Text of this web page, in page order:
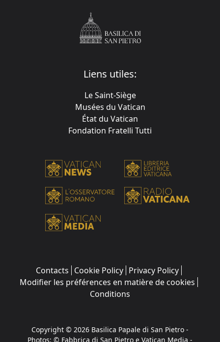
Liens utiles:
Le Saint-Siège
Musées du Vatican
État du Vatican
Fondation Fratelli Tutti
Contacts Cookie Policy Privacy Policy
Modifier les préférences en matière de cookies
Conditions
Copyright © 2026 Basilica Papale di San Pietro -
Photos: © Fabbrica di San Pietro e Vatican Media -